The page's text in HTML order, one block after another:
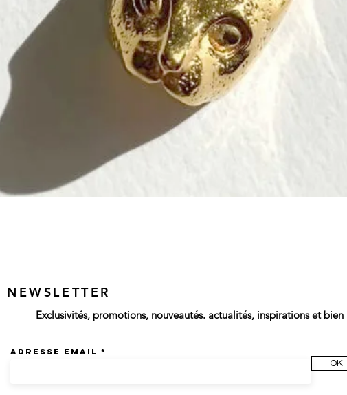
Exclusivités, promotions, nouveautés. actualités, inspirations et bien
NEWSLETTER
Adresse email
OK